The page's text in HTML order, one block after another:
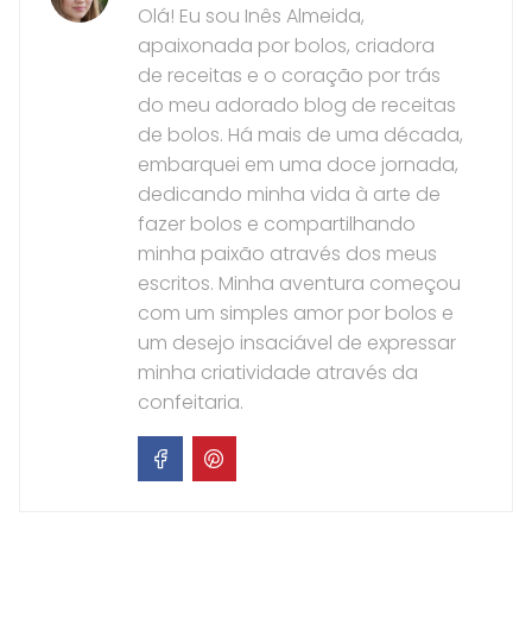
Olá! Eu sou Inês Almeida,
apaixonada por bolos, criadora
de receitas e o coração por trás
do meu adorado blog de receitas
de bolos. Há mais de uma década,
embarquei em uma doce jornada,
dedicando minha vida à arte de
fazer bolos e compartilhando
minha paixão através dos meus
escritos. Minha aventura começou
com um simples amor por bolos e
um desejo insaciável de expressar
minha criatividade através da
confeitaria.